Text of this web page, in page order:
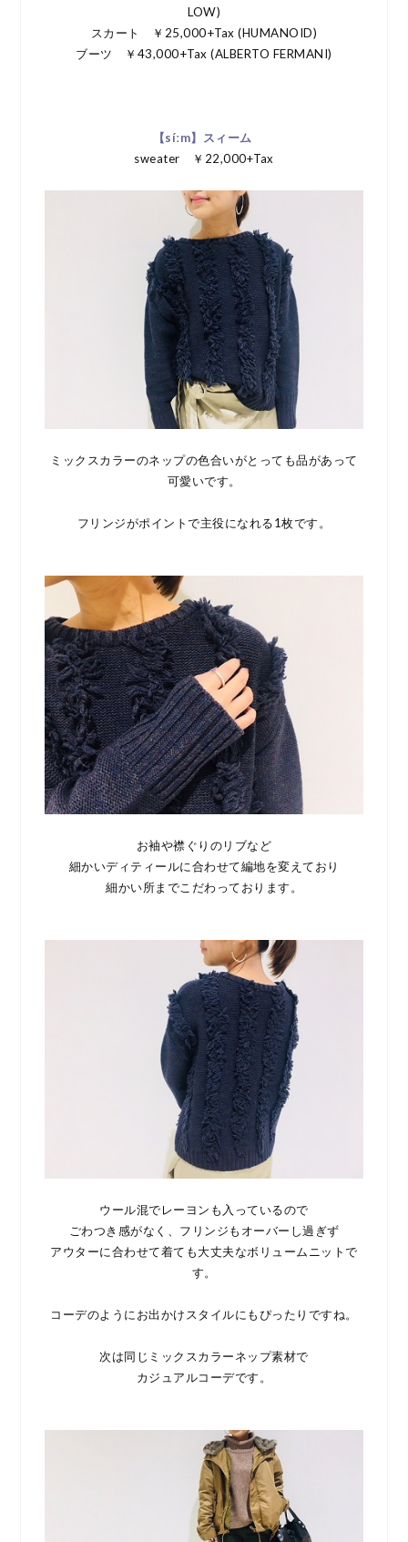
LOW)
スカート ￥25,000+Tax (HUMANOID)
ブーツ ￥43,000+Tax (ALBERTO FERMANI)
【síːm】スィーム
sweater ￥22,000+Tax
ミックスカラーのネップの色合いがとっても品があって
可愛いです。
フリンジがポイントで主役になれる1枚です。
お袖や襟ぐりのリブなど
細かいディティールに合わせて編地を変えており
細かい所までこだわっております。
ウール混でレーヨンも入っているので
ごわつき感がなく、フリンジもオーバーし過ぎず
アウターに合わせて着ても大丈夫なボリュームニットで
す。
コーデのようにお出かけスタイルにもぴったりですね。
次は同じミックスカラーネップ素材で
カジュアルコーデです。